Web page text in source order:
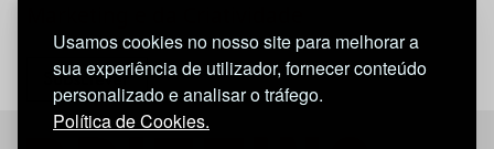
Usamos cookies no nosso site para melhorar a
sua experiência de utilizador, fornecer conteúdo
personalizado e analisar o tráfego.
Política de Cookies.